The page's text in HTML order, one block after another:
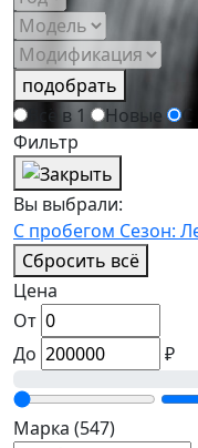
подобрать
Всё в 1
Новые
С
Фильтр
Вы выбрали:
С пробегом Сезон:
Сбросить всё
Цена
От
До
₽
Марка (547)